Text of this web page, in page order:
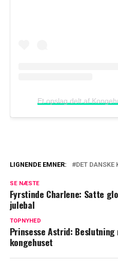
Et opslag delt af
med børnene?
LIGNENDE EMNER: DET DANSKE
SE NÆSTE
Fyrstinde Charlene: Satte
julebal
TOPNYHED
Prinsesse Astrid:
kongehuset